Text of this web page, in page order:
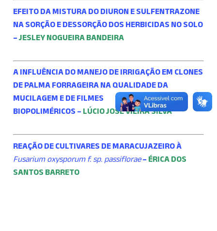
EFEITO DA MISTURA DO DIURON E SULFENTRAZONE
NA SORÇÃO E DESSORÇÃO DOS HERBICIDAS NO SOLO
– JESLEY NOGUEIRA BANDEIRA
A INFLUÊNCIA DO MANEJO DE IRRIGAÇÃO EM CLONES
DE PALMA FORRAGEIRA NA QUALIDADE DA
MUCILAGEM E DE FILMES
BIOPOLIMÉRICOS – LÚCIO JOSÉ VIEIRA SILVA
REAÇÃO DE CULTIVARES DE MARACUJAZEIRO À
Fusarium oxysporum f. sp. passiflorae– ÉRICA DOS
SANTOS BARRETO